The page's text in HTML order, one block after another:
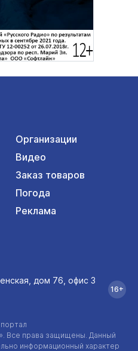
Организации
Видео
Заказ товаров
Погода
Реклама
. Все права защищены. Данный
информационный характер
дом 76, офис 3
16+